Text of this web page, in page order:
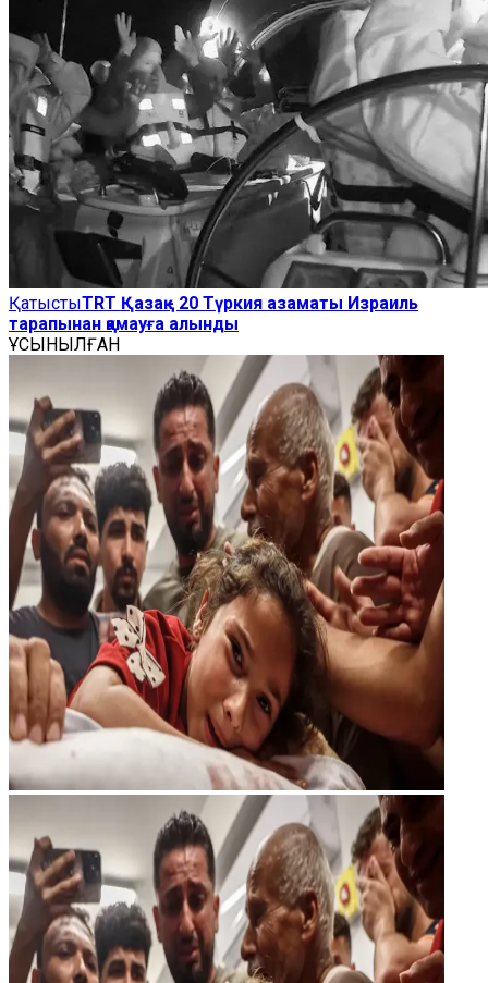
ҚатыстыTRT Қазақ - 20 Түркия азаматы Израиль
тарапынан қамауға алынды
ҰСЫНЫЛҒАН